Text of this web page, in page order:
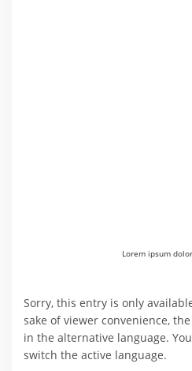
Lorem ipsum
Sorry, this entry is only
sake of viewer convenience,
in the alternative language.
switch the active language.